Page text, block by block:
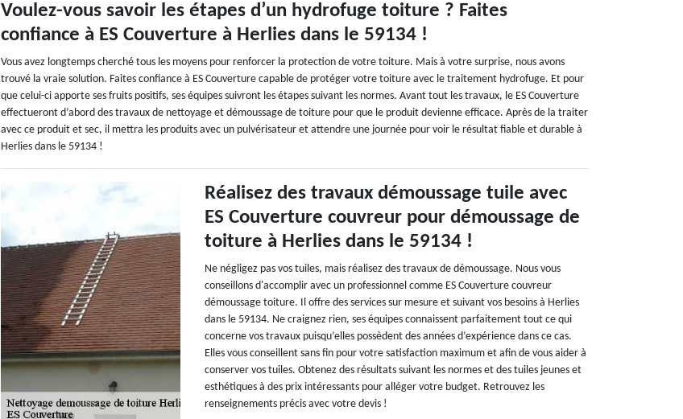
Voulez-vous savoir les étapes d’un hydrofuge toiture ? Faites
confiance à ES Couverture à Herlies dans le 59134 !
Vous avez longtemps cherché tous les moyens pour renforcer la protection de votre toiture. Mais à votre surprise, nous avons
trouvé la vraie solution. Faites confiance à ES Couverture capable de protéger votre toiture avec le traitement hydrofuge. Et pour
que celui-ci apporte ses fruits positifs, ses équipes suivront les étapes suivant les normes. Avant tout les travaux, le ES Couverture
effectueront d’abord des travaux de nettoyage et démoussage de toiture pour que le produit devienne efficace. Après de la traiter
avec ce produit et sec, il mettra les produits avec un pulvérisateur et attendre une journée pour voir le résultat fiable et durable à
Herlies dans le 59134 !
Réalisez des travaux démoussage tuile avec
ES Couverture couvreur pour démoussage de
toiture à Herlies dans le 59134 !
Ne négligez pas vos tuiles, mais réalisez des travaux de démoussage. Nous vous
conseillons d'accomplir avec un professionnel comme ES Couverture couvreur
démoussage toiture. Il offre des services sur mesure et suivant vos besoins à Herlies
dans le 59134. Ne craignez rien, ses équipes connaissent parfaitement tout ce qui
concerne vos travaux puisqu’elles possèdent des années d’expérience dans ce cas.
Elles vous conseillent sans fin pour votre satisfaction maximum et afin de vous aider à
conserver vos tuiles. Obtenez des résultats suivant les normes et des tuiles jeunes et
esthétiques à des prix intéressants pour alléger votre budget. Retrouvez les
renseignements précis avec votre devis !